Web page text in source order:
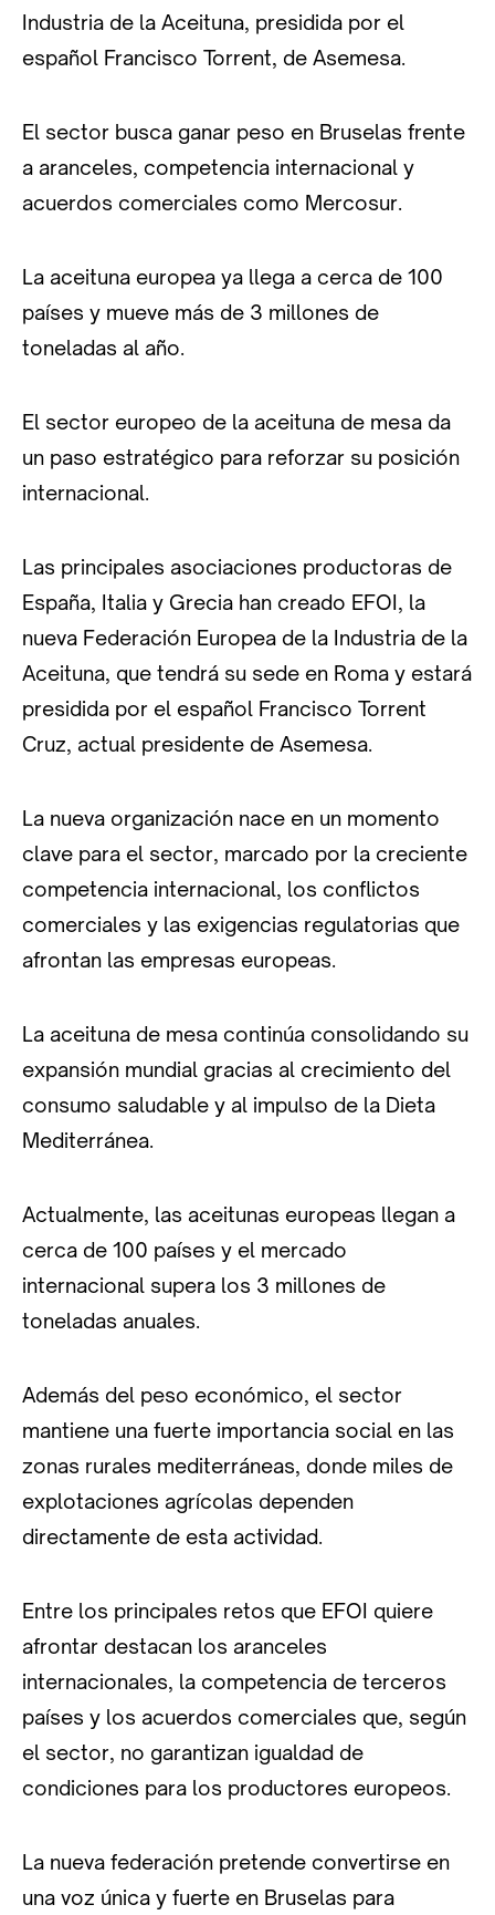
Industria de la Aceituna, presidida por el
español Francisco Torrent, de Asemesa.
El sector busca ganar peso en Bruselas frente
a aranceles, competencia internacional y
acuerdos comerciales como Mercosur.
La aceituna europea ya llega a cerca de 100
países y mueve más de 3 millones de
toneladas al año.
El sector europeo de la aceituna de mesa da
un paso estratégico para reforzar su posición
internacional.
Las principales asociaciones productoras de
España, Italia y Grecia han creado EFOI, la
nueva Federación Europea de la Industria de la
Aceituna, que tendrá su sede en Roma y estará
presidida por el español Francisco Torrent
Cruz, actual presidente de Asemesa.
La nueva organización nace en un momento
clave para el sector, marcado por la creciente
competencia internacional, los conflictos
comerciales y las exigencias regulatorias que
afrontan las empresas europeas.
La aceituna de mesa continúa consolidando su
expansión mundial gracias al crecimiento del
consumo saludable y al impulso de la Dieta
Mediterránea.
Actualmente, las aceitunas europeas llegan a
cerca de 100 países y el mercado
internacional supera los 3 millones de
toneladas anuales.
Además del peso económico, el sector
mantiene una fuerte importancia social en las
zonas rurales mediterráneas, donde miles de
explotaciones agrícolas dependen
directamente de esta actividad.
Entre los principales retos que EFOI quiere
afrontar destacan los aranceles
internacionales, la competencia de terceros
países y los acuerdos comerciales que, según
el sector, no garantizan igualdad de
condiciones para los productores europeos.
La nueva federación pretende convertirse en
una voz única y fuerte en Bruselas para